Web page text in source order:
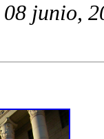
08 junio,